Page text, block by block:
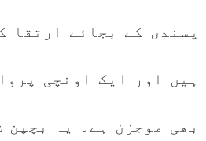
پسندی کے بجائے ارتقا
ہیں اور ایک اونچی
بھی موجزن ہے۔ یہ بچپن